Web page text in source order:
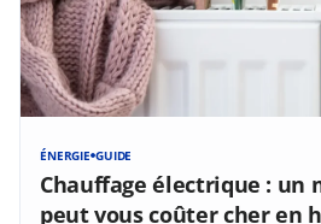
ÉNERGIE GUIDE
Chauffage électrique : un
peut vous coûter cher en